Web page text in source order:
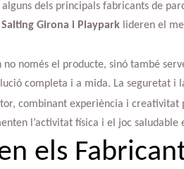
dels principals fabricants de
Salting Girona i Playparklideren el
només el producte, sinó també
completa i a mida. La seguretat
combinant experiència i
l’activitat física i el joc saludable
els